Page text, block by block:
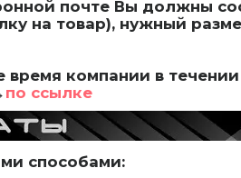
почте Вы должны
на товар), нужный
компании в
по ссылке
способами: